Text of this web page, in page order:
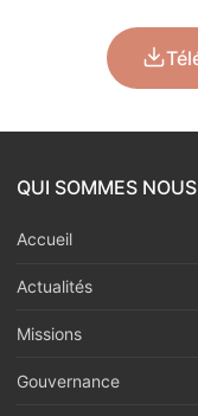
QUI SOMMES
Accueil
Actualités
Missions
Gouvernance